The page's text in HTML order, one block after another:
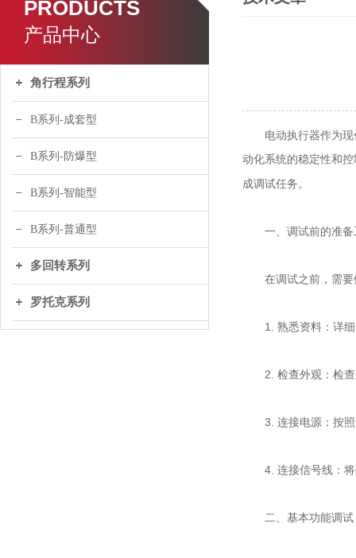
PRODUCTS
产品中心
角行程系列
B系列-成套型
B系列-防爆型
B系列-智能型
B系列-普通型
多回转系列
罗托克系列
电动执行器作为现代
动化系统的稳定性和
成调试任务。
一、调试前的准备
在调试之前，需要
1. 熟悉资料：详细
2. 检查外观：检查
3. 连接电源：按照
4. 连接信号线：将
二、基本功能调试